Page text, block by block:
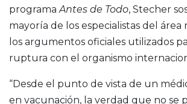
programaAntes de Todo, Stecher
mayoría de los especialistas del
los argumentos oficiales utilizados
ruptura con el organismo
“Desde el punto de vista de un
en vacunación, la verdad que no se